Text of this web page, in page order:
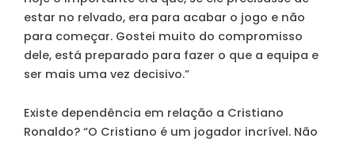
estar no relvado, era para acabar o jogo e não
para começar. Gostei muito do compromisso
dele, está preparado para fazer o que a equipa e
ser mais uma vez decisivo.”
Existe dependência em relação a Cristiano
Ronaldo? “O Cristiano é um jogador incrível. Não